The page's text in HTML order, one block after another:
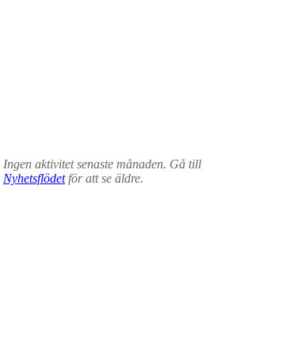
Ingen aktivitet senaste månaden. Gå till
Nyhetsflödetför att se äldre.